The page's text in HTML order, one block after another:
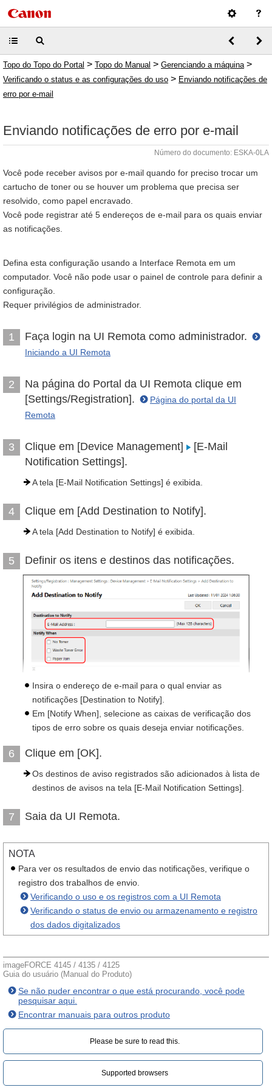
Topo do Topo do Portal > Topo do Manual > Gerenciando a máquina >
Verificando o status e as configurações do uso > Enviando notificações de
erro por e-mail
Enviando notificações de erro por e-mail
Número do documento: ESKA-0LA
Você pode receber avisos por e-mail quando for preciso trocar um
cartucho de toner ou se houver um problema que precisa ser
resolvido, como papel encravado.
Você pode registrar até 5 endereços de e-mail para os quais enviar
as notificações.
Defina esta configuração usando a Interface Remota em um
computador. Você não pode usar o painel de controle para definir a
configuração.
Requer privilégios de administrador.
1 Faça login na UI Remota como administrador.
Iniciando a UI Remota
2
Na página do Portal da UI Remota clique em
[Settings/Registration].
Página do portal da UI
Remota
3 Clique em [Device Management]
[E-Mail
Notification Settings].
A tela [E-Mail Notification Settings] é exibida.
4 Clique em [Add Destination to Notify].
A tela [Add Destination to Notify] é exibida.
5 Definir os itens e destinos das notificações.
Insira o endereço de e-mail para o qual enviar as
notificações [Destination to Notify].
Em [Notify When], selecione as caixas de verificação dos
tipos de erro sobre os quais deseja enviar notificações.
6 Clique em [OK].
Os destinos de aviso registrados são adicionados à lista de
destinos de avisos na tela [E-Mail Notification Settings].
7 Saia da UI Remota.
NOTA
Para ver os resultados de envio das notificações, verifique o
registro dos trabalhos de envio.
Verificando o uso e os registros com a UI Remota
Verificando o status de envio ou armazenamento e registro
dos dados digitalizados
imageFORCE 4145 / 4135 / 4125
Guia do usuário (Manual do Produto)
Se não puder encontrar o que está procurando, você pode
pesquisar aqui.
Encontrar manuais para outros produto
Please be sure to read this.‎
Supported browsers